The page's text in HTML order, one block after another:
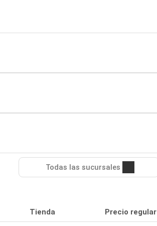
Todas las sucursales
Tienda Precio regular